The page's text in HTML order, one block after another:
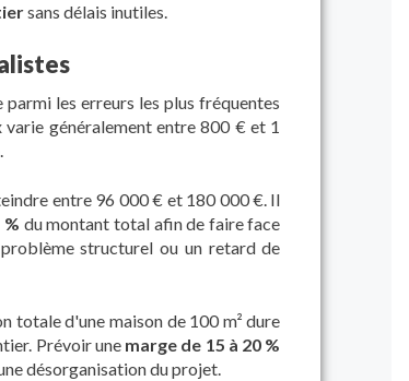
sans délais inutiles.
les erreurs les plus fréquentes
généralement entre 800 € et 1
entre 96 000 € et 180 000 €. Il
du montant total afin de faire face
structurel ou un retard de
totale d'une maison de 100 m² dure
Prévoir une marge de 15 à 20 %
désorganisation du projet.